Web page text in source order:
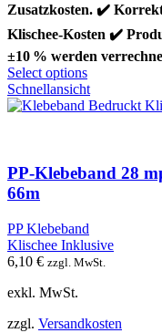
Zusatzkosten. ✔️
Klischee-Kosten ✔️
±10 % werden
Select optionsDieses
Produkt
weist
Die
der
Produktseite
gewählt
Schnellansicht
PP-Klebeband 28
66m
PP Klebeband
Klischee Inklusive
6,10 € zzgl. MwSt.
exkl. MwSt.
zzgl. Versandkosten